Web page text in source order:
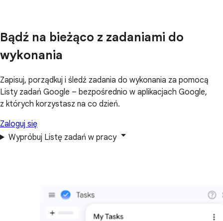
Bądź na bieżąco z zadaniami do
wykonania
Zapisuj, porządkuj i śledź zadania do wykonania za pomocą
Listy zadań Google – bezpośrednio w aplikacjach Google,
z których korzystasz na co dzień.
Zaloguj się
Wypróbuj Listę zadań w pracy